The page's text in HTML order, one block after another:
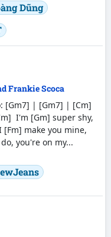
Dũng
Frankie Scoca
[Gm7] | [Gm7] | [Cm]
I'm [Gm] super shy,
make you mine,
you're on my...